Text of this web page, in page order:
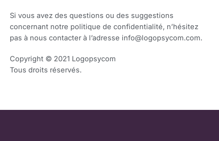
Si vous avez des questions ou des suggestions
concernant notre politique de confidentialité, n’hésitez
pas à nous contacter à l’adresse info@logopsycom.com.
Copyright © 2021 Logopsycom
Tous droits réservés.